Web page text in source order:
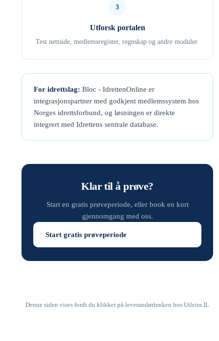
3
Utforsk portalen
Test nettside, medlemsregister, regnskap og andre moduler.
For idrettslag: Bloc - IdrettenOnline er
integrasjonspartner med godkjent medlemssystem hos
Norges idrettsforbund, og løsningen er direkte
integrert med Idrettens sentrale database.
Klar til å prøve?
Start en gratis prøveperiode, eller book en kort
gjennomgang med oss.
Start gratis prøveperiode
Denne siden vises fordi du klikket på leverandørlenken hos Utleira IL